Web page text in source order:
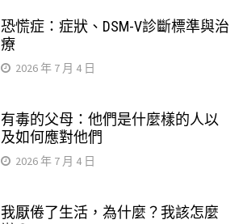
恐慌症：症狀、DSM-V診斷標準與治
療
2026 年 7 月 4 日
有毒的父母：他們是什麼樣的人以
及如何應對他們
2026 年 7 月 4 日
我厭倦了生活，為什麼？我該怎麼